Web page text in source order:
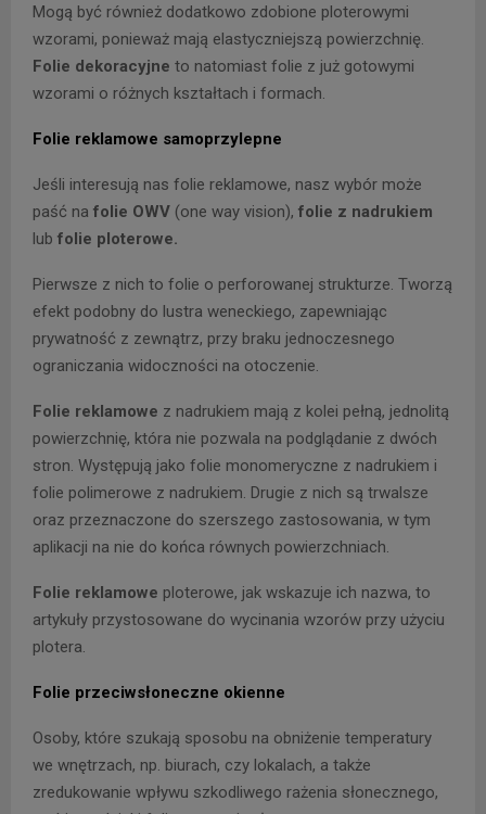
Mogą być również dodatkowo zdobione ploterowymi
wzorami, ponieważ mają elastyczniejszą powierzchnię.
Folie dekoracyjne to natomiast folie z już gotowymi
wzorami o różnych kształtach i formach.
Folie reklamowe samoprzylepne
Jeśli interesują nas folie reklamowe, nasz wybór może
paść na folie OWV (one way vision), folie z nadrukiem
lub folie ploterowe.
Pierwsze z nich to folie o perforowanej strukturze. Tworzą
efekt podobny do lustra weneckiego, zapewniając
prywatność z zewnątrz, przy braku jednoczesnego
ograniczania widoczności na otoczenie.
Folie reklamowe z nadrukiem mają z kolei pełną, jednolitą
powierzchnię, która nie pozwala na podglądanie z dwóch
stron. Występują jako folie monomeryczne z nadrukiem i
folie polimerowe z nadrukiem. Drugie z nich są trwalsze
oraz przeznaczone do szerszego zastosowania, w tym
aplikacji na nie do końca równych powierzchniach.
Folie reklamowe ploterowe, jak wskazuje ich nazwa, to
artykuły przystosowane do wycinania wzorów przy użyciu
plotera.
Folie przeciwsłoneczne okienne
Osoby, które szukają sposobu na obniżenie temperatury
we wnętrzach, np. biurach, czy lokalach, a także
zredukowanie wpływu szkodliwego rażenia słonecznego,